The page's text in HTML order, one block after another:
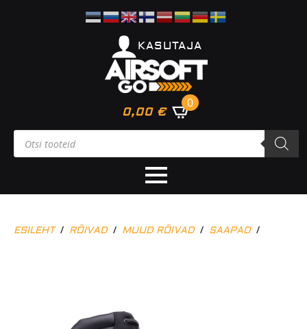
KASUTAJA
0,00 €
0
Products
search
ESILEHT RÕIVAD MUUD RÕIVAD SAAPAD